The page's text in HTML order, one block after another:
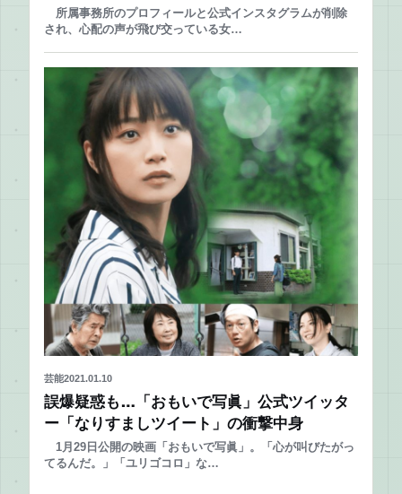
所属事務所のプロフィールと公式インスタグラムが削除
され、心配の声が飛び交っている女…
芸能2021.01.10
誤爆疑惑も…「おもいで写眞」公式ツイッタ
ー「なりすましツイート」の衝撃中身
1月29日公開の映画「おもいで写眞」。「心が叫びたがっ
てるんだ。」「ユリゴコロ」な…
稿
の